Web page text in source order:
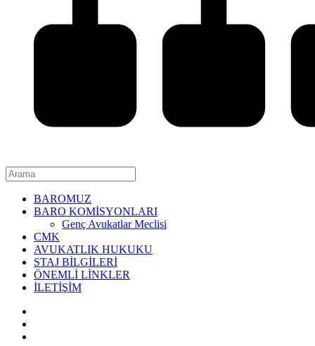
BAROMUZ
BARO KOMİSYONLARI
Genç Avukatlar Meclisi
CMK
AVUKATLIK HUKUKU
STAJ BİLGİLERİ
ÖNEMLİ LİNKLER
İLETİŞİM